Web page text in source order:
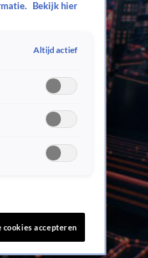
Bekijk hier
Altijd actief
cookies accepteren